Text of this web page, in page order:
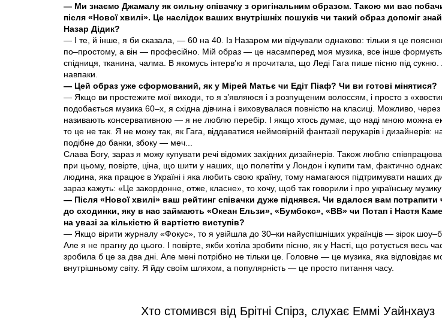
— Ми знаємо Джамалу як сильну співачку з оригінальним образом. Такою ми вас
після «Нової хвилі». Це наслідок ваших внутрішніх пошуків чи такий образ допоміг
Назар Дідик?
— І те, й інше, я би сказала, — 60 на 40. Із Назаром ми відчували однаково: тільки я це
по–простому, а він — професійно. Мій образ — це насамперед моя музика, все інше
спідниця, тканина, чалма. В якомусь інтерв’ю я прочитала, що Леді Гага пише пісню під
навпаки.
— Цей образ уже сформований, як у Мірей Матьє чи Едіт Піаф? Чи ви готові мінятися?
— Якщо ви простежите мої виходи, то я з’являюся і з розпущеним волоссям, і просто з
подобається музика 60–х, я східна дівчина і виховувалася повністю на класиці. Можливо,
називають консервативною — я не люблю перебір. І якщо хтось думає, що наді мною можна
то це не так. Я не можу так, як Гага, віддаватися неймовірній фантазії перукарів і дизайнерів:
подібне до банки, збоку — меч...
Слава Богу, зараз я можу купувати речі відомих західних дизайнерів. Також люблю
при цьому, повірте, ціна, що шити у наших, що полетіти у Лондон і купити там, фактично
людина, яка працює в Україні і яка любить свою країну, тому намагаюся підтримувати наших
зараз кажуть: «Це закордонне, отже, класне», то хочу, щоб так говорили і про українську
— Після «Нової хвилі» ваш рейтинг співачки дуже піднявся. Чи вдалося вам потрапити
до сходинки, яку в нас займають «Океан Ельзи», «Бумбокс», «ВВ» чи Потап і Настя
на увазі за кількістю й вартістю виступів?
— Якщо вірити журналу «Фокус», то я увійшла до 30–ки найуспішніших українців — зірок
Але я не прагну до цього. І повірте, якби хотіла зробити пісню, як у Насті, що ротується весь
зробила б це за два дні. Але мені потрібно не тільки це. Головне — це музика, яка відповідає
внутрішньому світу. Я йду своїм шляхом, а популярність — це просто питання часу.
Хто стомився від Брітні Спірз, слухає Еммі Уайнхауз